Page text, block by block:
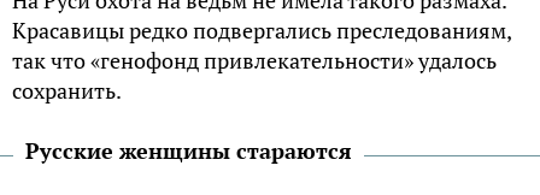
Красавицы редко подвергались преследованиям,
так что «генофонд привлекательности» удалось
сохранить.
Русские женщины стараются